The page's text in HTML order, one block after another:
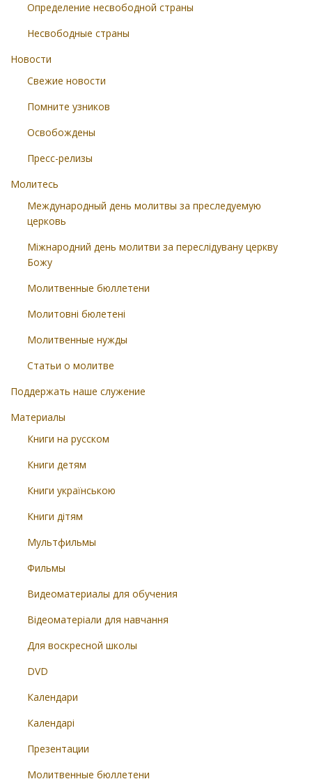
Определение несвободной страны
Несвободные страны
Новости
Свежие новости
Помните узников
Освобождены
Пресс-релизы
Молитесь
Международный день молитвы за преследуемую
церковь
Міжнародний день молитви за переслідувану церкву
Божу
Молитвенные бюллетени
Молитовні бюлетені
Молитвенные нужды
Статьи о молитве
Поддержать наше служение
Материалы
Книги на русском
Книги детям
Книги українською
Книги дітям
Мультфильмы
Фильмы
Видеоматериалы для обучения
Відеоматеріали для навчання
Для воскресной школы
DVD
Календари
Календарі
Презентации
Молитвенные бюллетени